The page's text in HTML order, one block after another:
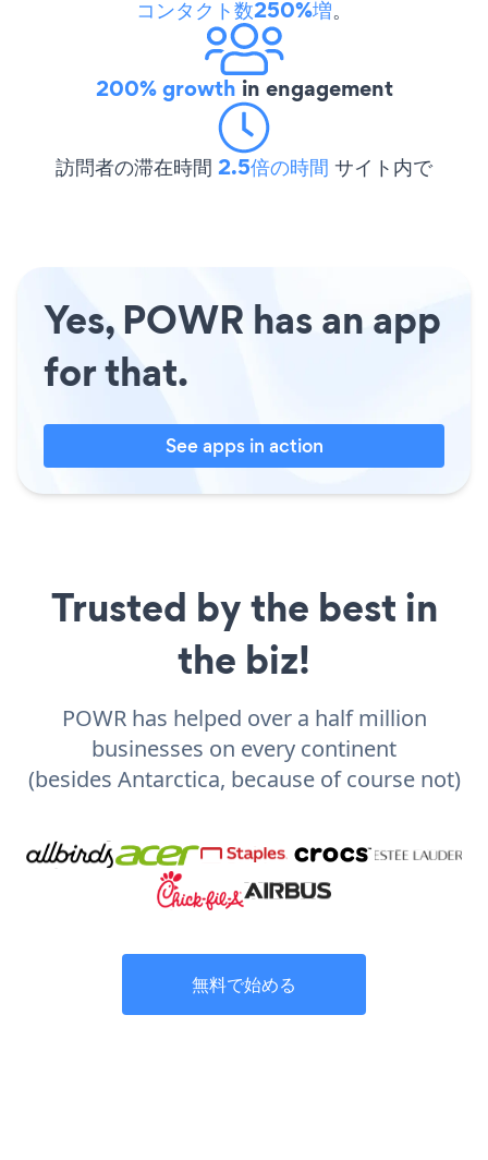
コンタクト数250%増。
200% growth in engagement
訪問者の滞在時間 2.5倍の時間 サイト内で
Yes, POWR has an app
for that.
See apps in action
Trusted by the best in
the biz!
POWR has helped over a half million
businesses on every continent
(besides Antarctica, because of course not)
無料で始める